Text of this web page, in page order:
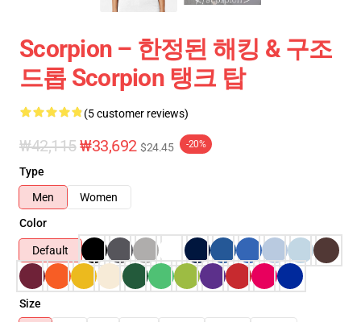
Scorpion – 한정된 해킹 & 구조
드롭 Scorpion 탱크 탑
(5 customer reviews)
₩42,115₩33,692 $24.45 -20%
Type
Men
Women
Color
Default
Size